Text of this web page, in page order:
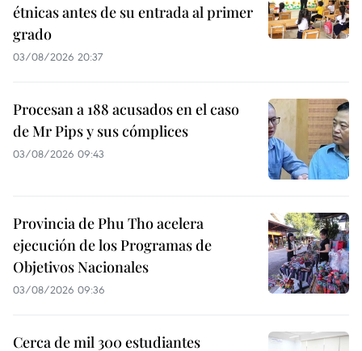
étnicas antes de su entrada al primer
grado
03/08/2026 20:37
Procesan a 188 acusados en el caso
de Mr Pips y sus cómplices
03/08/2026 09:43
Provincia de Phu Tho acelera
ejecución de los Programas de
Objetivos Nacionales
03/08/2026 09:36
Cerca de mil 300 estudiantes